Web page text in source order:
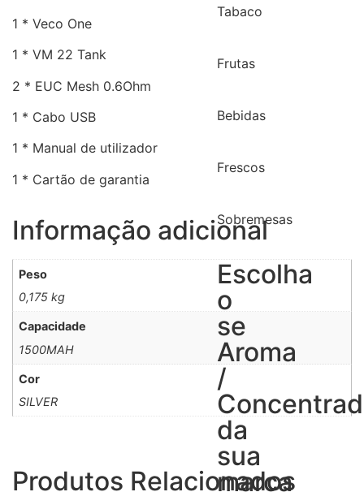
Tabaco
Frutas
Bebidas
Frescos
Sobremesas
Escolha
o
se
Aroma
/
da
sua
marca
1 * Veco One
1 * VM 22 Tank
2 * EUC Mesh 0.6Ohm
1 * Cabo USB
1 * Manual de utilizador
1 * Cartão de garantia
Informação adicional
Peso
0,175 kg
Capacidade
1500MAH
Cor
SILVER
Produtos Relacionados